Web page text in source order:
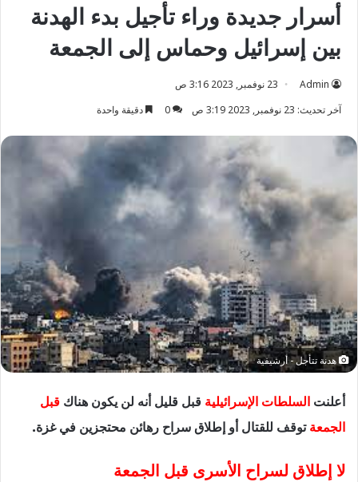
أسرار جديدة وراء تأجيل بدء الهدنة
بين إسرائيل وحماس إلى الجمعة
Admin
23 نوفمبر, 2023 3:16 ص
آخر تحديث: 23 نوفمبر, 2023 3:19 ص
0 دقيقة واحدة
هدنة تتأجل - أرشيفية
أعلنت السلطات الإسرائيلية قبل قليل أنه لن يكون هناك قبل
الجمعةتوقف للقتال أو إطلاق سراح رهائن محتجزين في غزة.
لا إطلاق لسراح الأسرى قبل الجمعة